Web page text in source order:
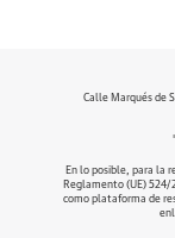
Calle Marqués de
En lo posible, para la
Reglamento (UE) 524/
como plataforma de